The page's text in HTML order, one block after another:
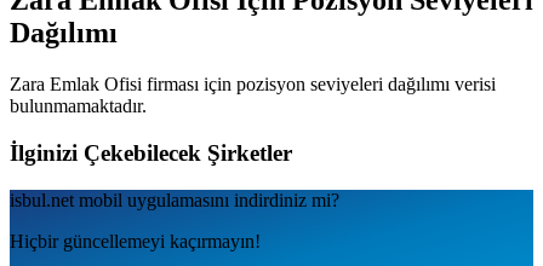
Dağılımı
Zara Emlak Ofisi firması için pozisyon seviyeleri dağılımı verisi
bulunmamaktadır.
İlginizi Çekebilecek Şirketler
isbul.net mobil uygulamаsını indirdiniz mi?
Hiçbir güncellemeyi kaçırmayın!